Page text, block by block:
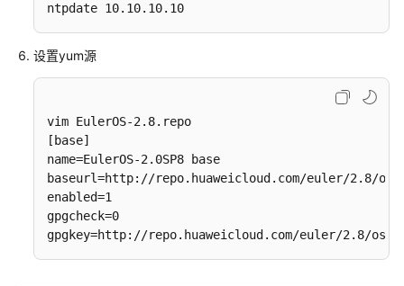
概
述
资
和
成
本
规
划
实
ntpdate 10.10.10.10
设置yum源
vim EulerOS-2.8.repo
[base]
name=EulerOS-2.0SP8 base
baseurl=http://repo.huaweicloud.com/euler/2.8/os/
enabled=1
gpgcheck=0
gpgkey=http://repo.huaweicloud.com/euler/2.8/os/